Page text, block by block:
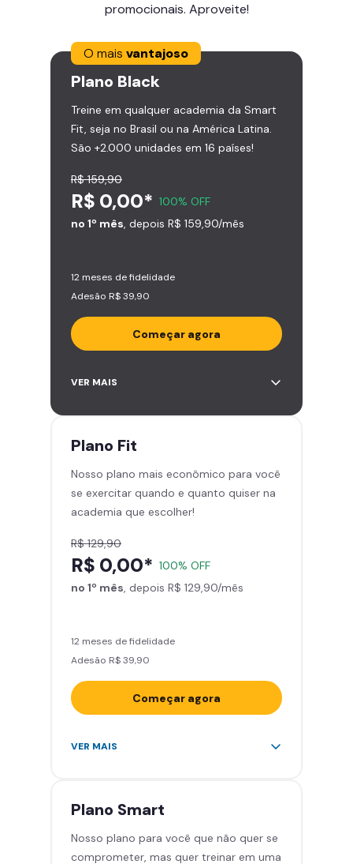
promocionais. Aproveite!
O mais vantajoso
Plano Black
Treine em qualquer academia da Smart
Fit, seja no Brasil ou na América Latina.
São +2.000 unidades em 16 países!
R$ 159,90
R$ 0,00* 100% OFF
no 1º mês, depois R$ 159,90/mês
12 meses de fidelidade
Adesão R$ 39,90
Começar agora
Acesso ilimitado a +2.000
Leve 5 amigos por mês para
Cadeira de massagem
Skeelo App (Audiobook)*
Área de musculação e aeróbicos
Smart Fit App
VER MAIS
Plano Fit
Nosso plano mais econômico para você
se exercitar quando e quanto quiser na
academia que escolher!
R$ 129,90
R$ 0,00* 100% OFF
no 1º mês, depois R$ 129,90/mês
12 meses de fidelidade
Adesão R$ 39,90
Começar agora
Acesso ilimitado a +2.000
Cadeira de massagem
Skeelo App (Audiobook)*
Área de musculação e aeróbicos
VER MAIS
Plano Smart
Nosso plano para você que não quer se
comprometer, mas quer treinar em uma